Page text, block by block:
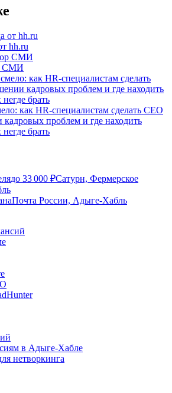
hh.ru
СМИ
как HR-специалистам сделать CEO
проблем и где находить
брать
до 33 000 ₽Сатурн, Фермерское
Почта России, Адыге-Хабль
в Адыге-Хабле
нетворкинга